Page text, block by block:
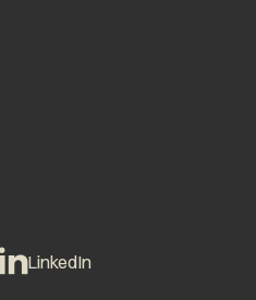
LinkedIn